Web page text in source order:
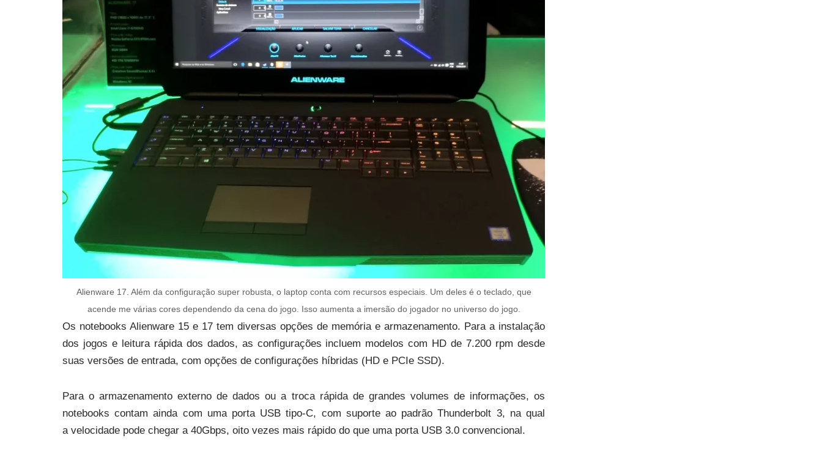
Alienware 17. Além da configuração super robusta, o laptop conta com recursos especiais. Um deles é o teclado, que
acende me várias cores dependendo da cena do jogo. Isso aumenta a imersão do jogador no universo do jogo.
Os notebooks Alienware 15 e 17 tem diversas opções de memória e armazenamento. Para a instalação
dos jogos e leitura rápida dos dados, as configurações incluem modelos com HD de 7.200 rpm desde
suas versões de entrada, com opções de configurações híbridas (HD e PCIe SSD).
Para o armazenamento externo de dados ou a troca rápida de grandes volumes de informações, os
notebooks contam ainda com uma porta USB tipo-C, com suporte ao padrão Thunderbolt 3, na qual
a velocidade pode chegar a 40Gbps, oito vezes mais rápido do que uma porta USB 3.0 convencional.